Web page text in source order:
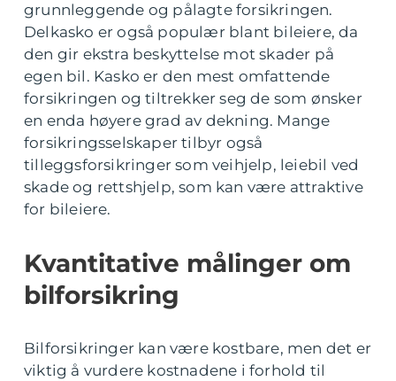
grunnleggende og pålagte forsikringen.
Delkasko er også populær blant bileiere, da
den gir ekstra beskyttelse mot skader på
egen bil. Kasko er den mest omfattende
forsikringen og tiltrekker seg de som ønsker
en enda høyere grad av dekning. Mange
forsikringsselskaper tilbyr også
tilleggsforsikringer som veihjelp, leiebil ved
skade og rettshjelp, som kan være attraktive
for bileiere.
Kvantitative målinger om
bilforsikring
Bilforsikringer kan være kostbare, men det er
viktig å vurdere kostnadene i forhold til